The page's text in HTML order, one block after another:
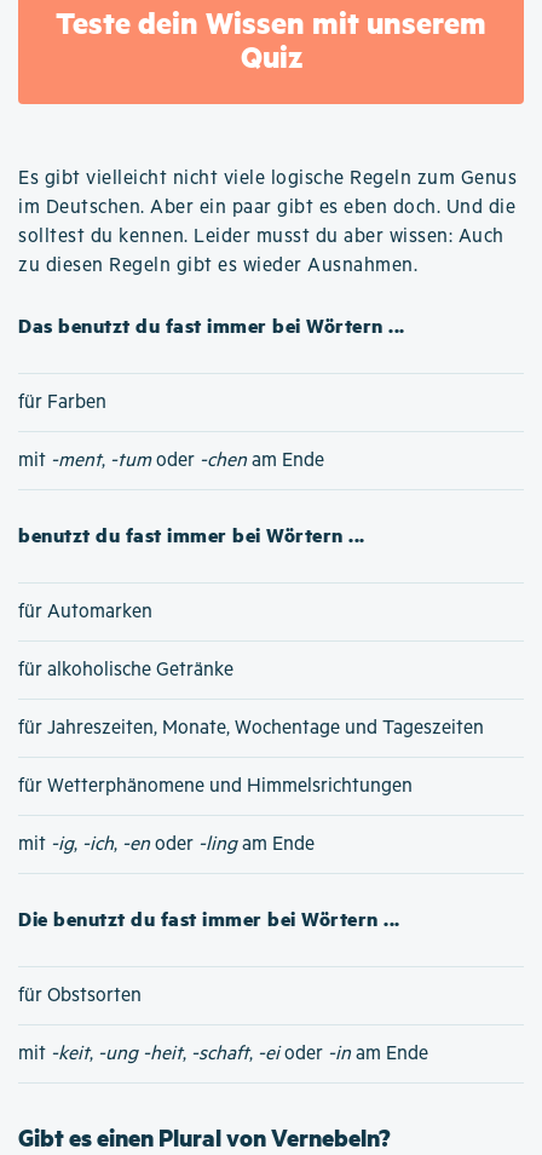
Teste dein Wissen mit unserem
Quiz
Es gibt vielleicht nicht viele logische Regeln zum Genus
im Deutschen. Aber ein paar gibt es eben doch. Und die
solltest du kennen. Leider musst du aber wissen: Auch
zu diesen Regeln gibt es wieder Ausnahmen.
Das benutzt du fast immer bei Wörtern ...
für Farben
mit -ment, -tumoder -chen am Ende
benutzt du fast immer bei Wörtern ...
für Automarken
für alkoholische Getränke
für Jahreszeiten, Monate, Wochentage und Tageszeiten
für Wetterphänomene und Himmelsrichtungen
mit -ig, -ich, -en oder -lingam Ende
Die benutzt du fast immer bei Wörtern ...
für Obstsorten
mit -keit, -ung -heit, -schaft, -eioder -in am Ende
Gibt es einen Plural von Vernebeln?